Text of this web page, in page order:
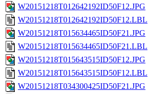
W20151218T012642192ID50F12.JPG
W20151218T012642192ID50F12.LBL
W20151218T015634465ID50F21.JPG
W20151218T015634465ID50F21.LBL
W20151218T015643515ID50F12.JPG
W20151218T015643515ID50F12.LBL
W20151218T034300425ID50F21.JPG